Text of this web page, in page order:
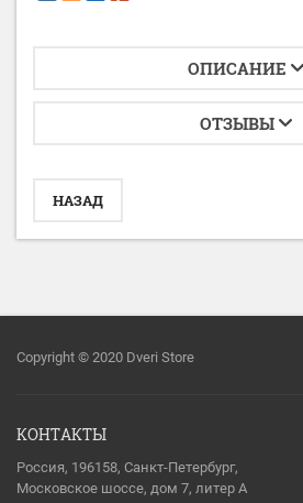
ОПИСАНИЕ
ОТЗЫВЫ
НАЗАД
Copyright © 2020 Dveri Store
КОНТАКТЫ
Россия, 196158, Санкт-Петербург,
Московское шоссе, дом 7, литер А